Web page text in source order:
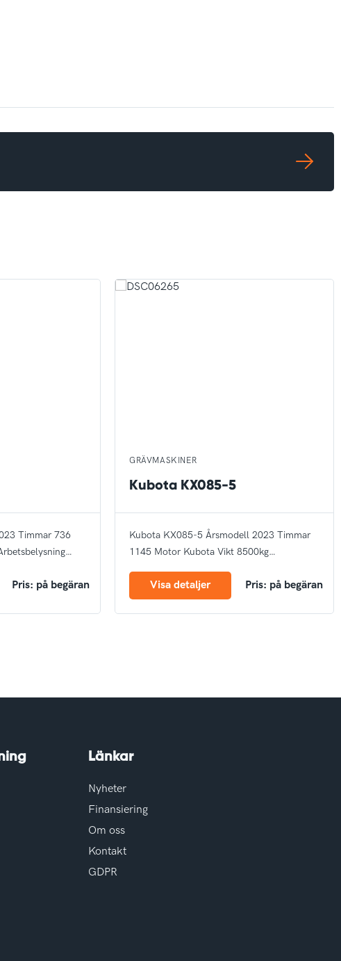
Timmar 736
Pris: på begäran
GRÄVMASKINER
Kubota KX085-5
Kubota KX085-5 Årsmodell 2023 Timmar
1145 Motor Kubota Vikt 8500kg
Visa detaljer Pris: på begäran
Länkar
Nyheter
Finansiering
Om oss
Kontakt
GDPR